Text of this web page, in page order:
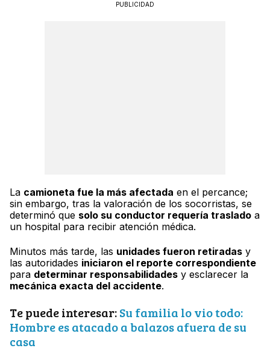
PUBLICIDAD
La camioneta fue la más afectada en el percance;
sin embargo, tras la valoración de los socorristas, se
determinó que solo su conductor requería traslado a
un hospital para recibir atención médica.
Minutos más tarde, las unidades fueron retiradas y
las autoridades iniciaron el reporte correspondiente
para determinar responsabilidades y esclarecer la
mecánica exacta del accidente.
Te puede interesar:Su familia lo vio todo:
Hombre es atacado a balazos afuera de su
casa